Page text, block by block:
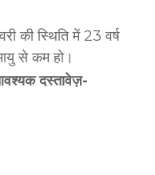
की स्थिति में 23 वर्ष
से कम हो।
दस्तावेज़-